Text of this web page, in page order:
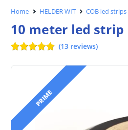
Home HELDER WIT COB led
10 meter led
(13 reviews)
PRIME